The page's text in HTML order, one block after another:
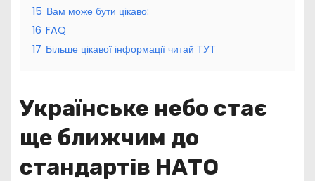
15 Вам може бути цікаво:
16 FAQ
17 Більше цікавої інформації читай ТУТ
Українське небо стає
ще ближчим до
стандартів НАТО